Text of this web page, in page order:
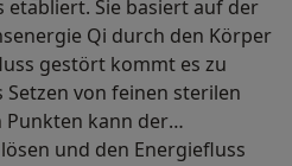
Sie basiert auf der
Qi durch den Körper
gestört kommt es zu
von feinen sterilen
Punkten kann der
und den Energiefluss